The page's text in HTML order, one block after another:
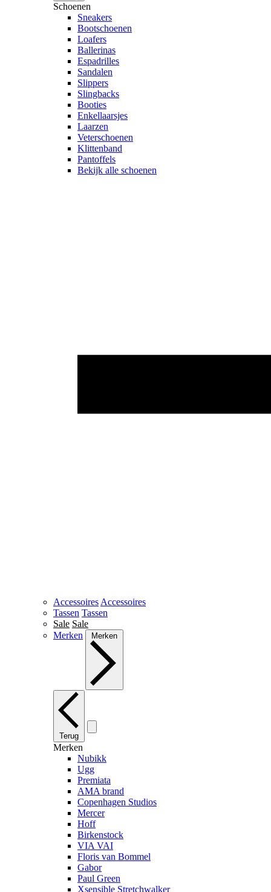
Schoenen
Sneakers
Bootschoenen
Loafers
Ballerinas
Espadrilles
Sandalen
Slippers
Slingbacks
Booties
Enkellaarsjes
Laarzen
Veterschoenen
Klittenband
Pantoffels
Bekijk alle schoenen
Accessoires Accessoires
Tassen Tassen
Sale Sale
Merken
Merken
Terug
Merken
Nubikk
Ugg
Premiata
AMA brand
Copenhagen Studios
Mercer
Hoff
Birkenstock
VIA VAI
Floris van Bommel
Gabor
Paul Green
Xsensible Stretchwalker